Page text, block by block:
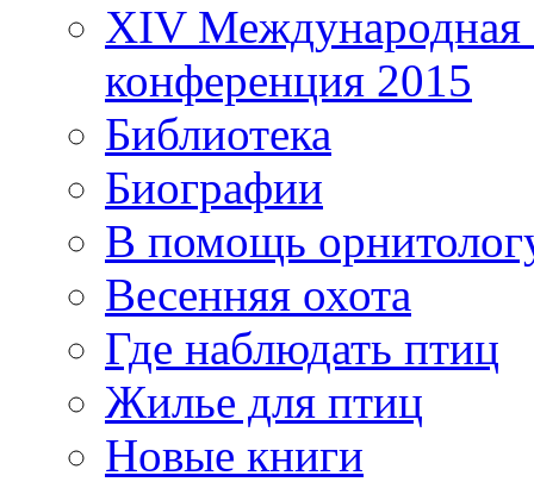
XIV Международная
конференция 2015
Библиотека
Биографии
В помощь
Весенняя охота
Где наблюдать птиц
Жилье для птиц
Новые книги